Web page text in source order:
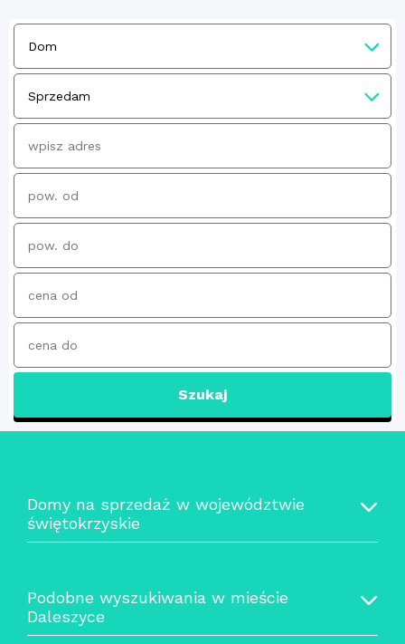
Szukaj
Domy na sprzedaż w województwie
świętokrzyskie
Podobne wyszukiwania w mieście
Daleszyce